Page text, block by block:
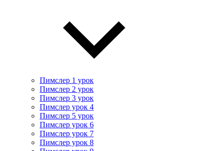
Пимслер 1 урок
Пимслер 2 урок
Пимслер 3 урок
Пимслер урок 4
Пимслер 5 урок
Пимслер урок 6
Пимслер урок 7
Пимслер урок 8